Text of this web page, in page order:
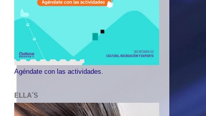
Agéndate con las actividades.
ELLA´S